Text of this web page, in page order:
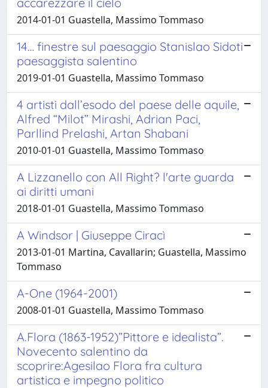
2014-01-01 Guastella, Massimo Tommaso
14… finestre sul paesaggio Stanislao Sidoti
paesaggista salentino
2019-01-01 Guastella, Massimo Tommaso
4 artisti dall’esodo del paese delle aquile,
Alfred “Milot” Mirashi, Adrian Paci,
Parllind Prelashi, Artan Shabani
2010-01-01 Guastella, Massimo Tommaso
A Lizzanello con All Right? l'arte guarda
ai diritti umani
2018-01-01 Guastella, Massimo Tommaso
A Windsor | Giuseppe Ciracì
2013-01-01 Martina, Cavallarin; Guastella, Massimo
Tommaso
A-One (1964-2001)
2008-01-01 Guastella, Massimo Tommaso
A.Flora (1863-1952)”Pittore e idealista”.
Novecento salentino da
scoprire:Agesilao Flora fra cultura
artistica e impegno politico